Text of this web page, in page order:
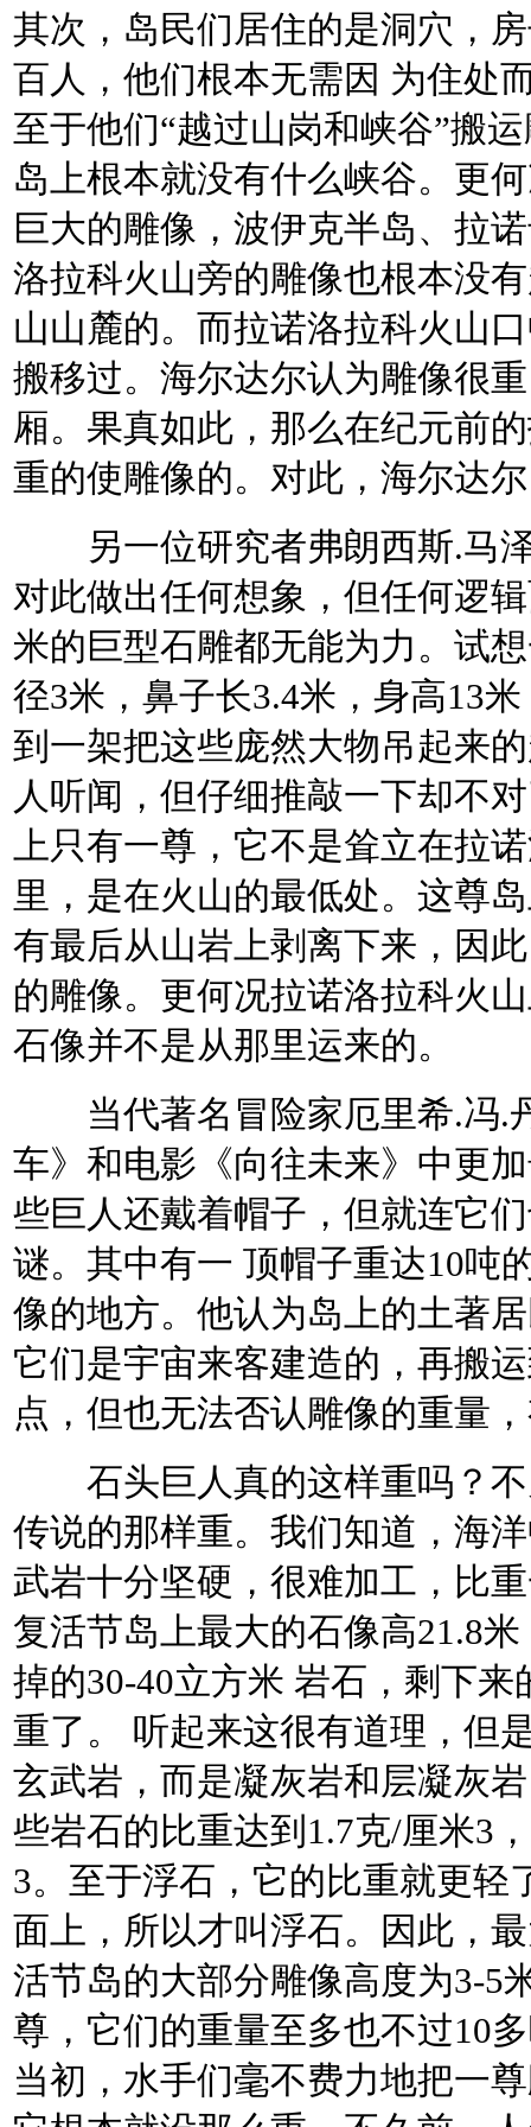
其次，岛民们居住的是洞穴，
百人，他们根本无需因 为住处
至于他们“越过山岗和峡谷”搬
岛上根本就没有什么峡谷。更
巨大的雕像，波伊克半岛、拉
洛拉科火山旁的雕像也根本没
山山麓的。而拉诺洛拉科火山
搬移过。海尔达尔认为雕像很
厢。果真如此，那么在纪元前
重的使雕像的。对此，海尔达
另一位研究者弗朗西斯.马泽
对此做出任何想象，但任何逻
米的巨型石雕都无能为力。试
径3米，鼻子长3.4米，身高13
到一架把这些庞然大物吊起来
人听闻，但仔细推敲一下却不
上只有一尊，它不是耸立在拉
里，是在火山的最低处。这尊
有最后从山岩上剥离下来，因
的雕像。更何况拉诺洛拉科火
石像并不是从那里运来的。
当代著名冒险家厄里希.冯.
车》和电影《向往未来》中更
些巨人还戴着帽子，但就连它
谜。其中有一 顶帽子重达10吨
像的地方。他认为岛上的土著
它们是宇宙来客建造的，再搬
点，但也无法否认雕像的重量
石头巨人真的这样重吗？不
传说的那样重。我们知道，海
武岩十分坚硬，很难加工，比
复活节岛上最大的石像高21.8
掉的30-40立方米 岩石，剩下
重了。 听起来这很有道理，但
玄武岩，而是凝灰岩和层凝灰
些岩石的比重达到1.7克/厘米3
3。至于浮石，它的比重就更轻
面上，所以才叫浮石。因此，
活节岛的大部分雕像高度为3-5
尊，它们的重量至多也不过10
当初，水手们毫不费力地把一